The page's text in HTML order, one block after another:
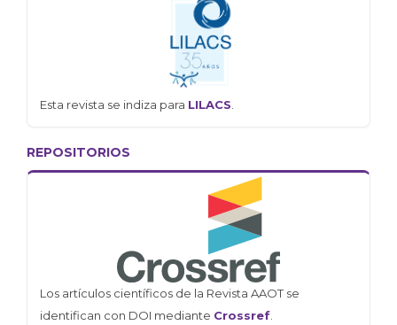
Esta revista se indiza para LILACS
REPOSITORIOS
Los artículos científicos de la Revista AAOT se
identifican con DOI mediante Crossref